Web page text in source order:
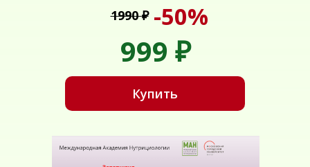
Купить
999 ₽
-50%
1990₽